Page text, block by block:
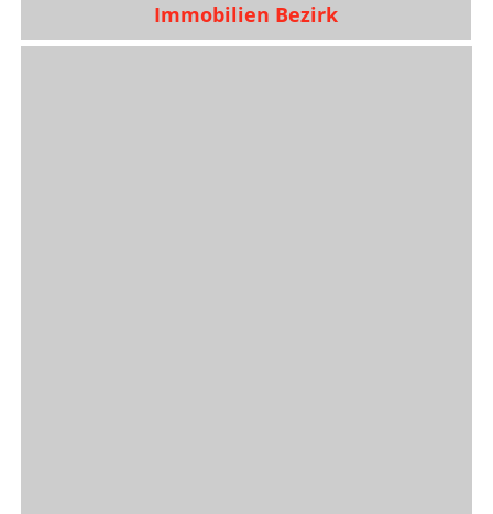
Immobilien Bezirk